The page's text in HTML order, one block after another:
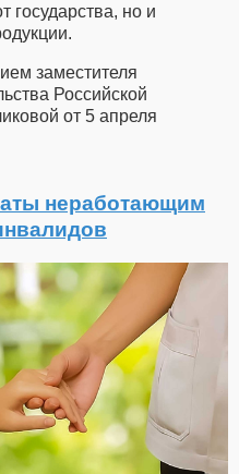
государства, но и
заместителя
Российской
от 5 апреля
неработающим